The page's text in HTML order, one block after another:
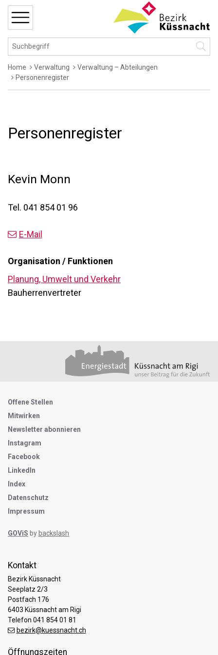
Navigieren in Küssnacht
Schnellnavigation
Hauptnavigation
Suchbegriff
Breadcrumb
Home Verwaltung
Verwaltung – Abteilungen
Personenregister
Personenregister
Kevin Monn
Tel. 041 854 01 96
E-Mail
Organisation / Funktionen
Planung, Umwelt und Verkehr
Bauherrenvertreter
Kontakt
Bezirk Küssnacht
Seeplatz 2/3
Postfach 176
6403 Küssnacht am Rigi
Telefon 041 854 01 81
bezirk@kuessnacht.ch
Öffnungszeiten
Metanavigation
Offene Stellen
Mitwirken
Newsletter abonnieren
Instagram
Facebook
LinkedIn
Index
Datenschutz
Impressum
GOViS by backslash